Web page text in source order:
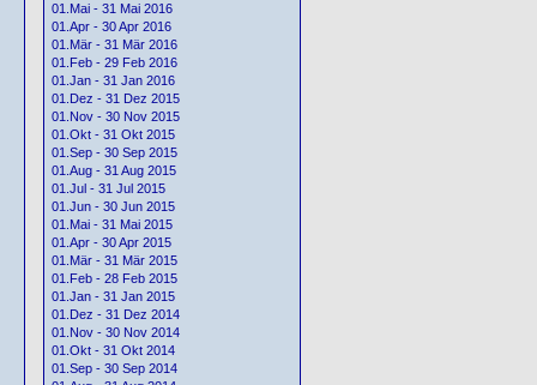
01.Mai - 31 Mai 2016
01.Apr - 30 Apr 2016
01.Mär - 31 Mär 2016
01.Feb - 29 Feb 2016
01.Jan - 31 Jan 2016
01.Dez - 31 Dez 2015
01.Nov - 30 Nov 2015
01.Okt - 31 Okt 2015
01.Sep - 30 Sep 2015
01.Aug - 31 Aug 2015
01.Jul - 31 Jul 2015
01.Jun - 30 Jun 2015
01.Mai - 31 Mai 2015
01.Apr - 30 Apr 2015
01.Mär - 31 Mär 2015
01.Feb - 28 Feb 2015
01.Jan - 31 Jan 2015
01.Dez - 31 Dez 2014
01.Nov - 30 Nov 2014
01.Okt - 31 Okt 2014
01.Sep - 30 Sep 2014